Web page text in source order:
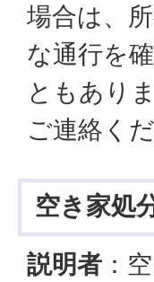
場合は、
な通行を
ともあり
ご連絡くだ
空き家処
説明者 ：